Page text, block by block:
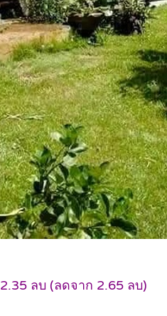
2.35 ลบ (ลดจาก 2.65 ลบ)